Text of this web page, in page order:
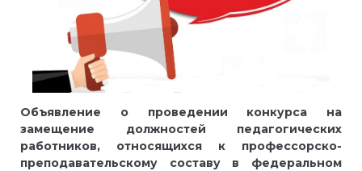
Объявление о проведении конкурса на
замещение должностей педагогических
работников, относящихся к профессорско-
преподавательскому составу в федеральном